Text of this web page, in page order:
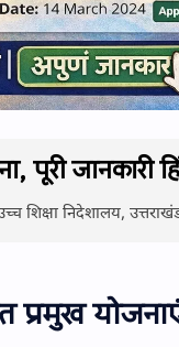
पूरी जानकारी
शिक्षा निदेशालय,
प्रमुख